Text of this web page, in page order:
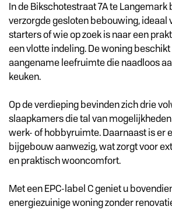
In de Bikschotestraat 7A te Langemark
verzorgde gesloten bebouwing, ideaal
starters of wie op zoek is naar een
een vlotte indeling. De woning
aangename leefruimte die naadloos
keuken.
Op de verdieping bevinden zich drie
slaapkamers die tal van
werk- of hobbyruimte. Daarnaast is er
bijgebouw aanwezig, wat zorgt voor
en praktisch wooncomfort.
Met een EPC-label C geniet u
energiezuinige woning zonder